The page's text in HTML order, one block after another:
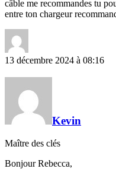
câble me recommandes tu
entre ton chargeur
13 décembre 2024 à 08:16
Kevin
Maître des clés
Bonjour Rebecca,